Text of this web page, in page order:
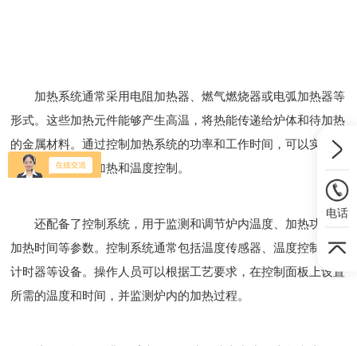
加热系统通常采用电阻加热器、燃气燃烧器或电弧加热器等
形式。这些加热元件能够产生高温，将热能传递给炉体和待加热
的金属材料。通过控制加热系统的功率和工作时间，可以实现对
金属材料的精确加热和温度控制。
还配备了控制系统，用于监测和调节炉内温度、加热功率和
加热时间等参数。控制系统通常包括温度传感器、温度控制器和
计时器等设备。操作人员可以根据工艺要求，在控制面板上设置
所需的温度和时间，并监测炉内的加热过程。
电话